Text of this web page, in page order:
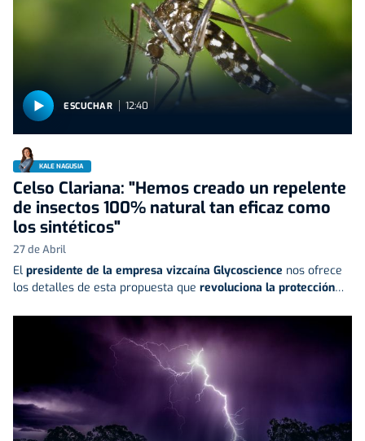
ESCUCHAR 12:40
KALE NAGUSIA
Celso Clariana: "Hemos creado un repelente
de insectos 100% natural tan eficaz como
los sintéticos"
27 de Abril
El presidente de la empresa vizcaína Glycoscience nos ofrece
los detalles de esta propuesta que revoluciona la protección…